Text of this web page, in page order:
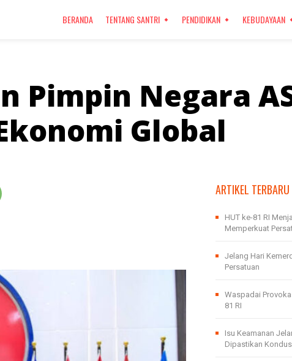
BERANDA TENTANG SANTRI PENDIDIKAN KEBUDAYAAN
Pimpin Negara
Global
ARTIKEL TERBARU
HUT ke-81 RI
Memperkuat
Jelang Hari
Persatuan
Waspadai
81 RI
Isu Keamanan
Dipastikan